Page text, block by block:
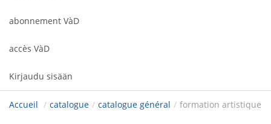
abonnement VàD
accès VàD
Kirjaudu sisään
Accueil / catalogue / catalogue général / formation artistique